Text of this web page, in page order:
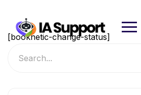
[booknetic-change-status]